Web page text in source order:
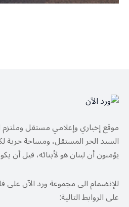
موقع إخباري وإعلامي مستقل وملتزم
السيد الحر المستقل، ومساحة حرية
يؤمنون أن لبنان هو لأبنائه، قبل
للإنضمام الى مجموعة ورد الآن
على الروابط التالية: